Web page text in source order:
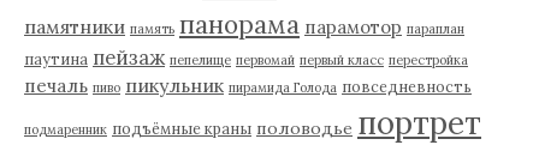
памятники память панорама парамотор параплан
паутина пейзаж пепелище первомай первый класс перестройка
печаль пиво пикульник пирамида Голода повседневность
подмаренник подъёмные краны половодье портрет